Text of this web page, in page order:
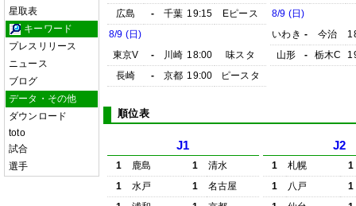
星取表
キーワード
プレスリリース
ニュース
ブログ
データ・その他
ダウンロード
toto
試合
選手
広島
- 千葉 19:15
Eピース
8/9 (日)
東京V
- 川崎 18:00
味スタ
長崎
- 京都 19:00 ピースタ
8/9 (日)
いわき - 今治
山形
- 栃木C
順位表
J1
1 鹿島 1
清水
1
水戸 1
名古屋
J2
1 札幌
1
1
八戸
1